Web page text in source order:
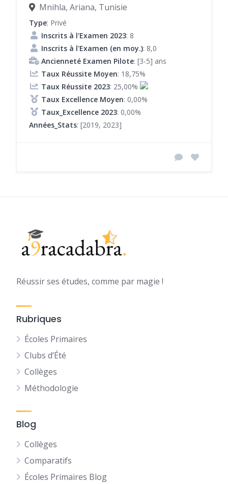
Mnihla, Ariana, Tunisie
Type: Privé
Inscrits à l'Examen 2023: 8
Inscrits à l'Examen (en moy.): 8,0
Ancienneté Examen Pilote: [3-5] ans
Taux Réussite Moyen: 18,75%
Taux Réussite 2023: 25,00%
Taux Excellence Moyen: 0,00%
Taux_Excellence 2023: 0,00%
Années_Stats: [2019, 2023]
Réussir ses études, comme par magie !
Rubriques
Écoles Primaires
Clubs d’Été
Collèges
Méthodologie
Blog
Collèges
Comparatifs
Écoles Primaires Blog